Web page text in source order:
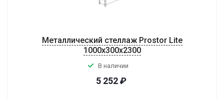
Металлический стеллаж Prostor Lite
1000x300x2300
В наличии
5 252₽